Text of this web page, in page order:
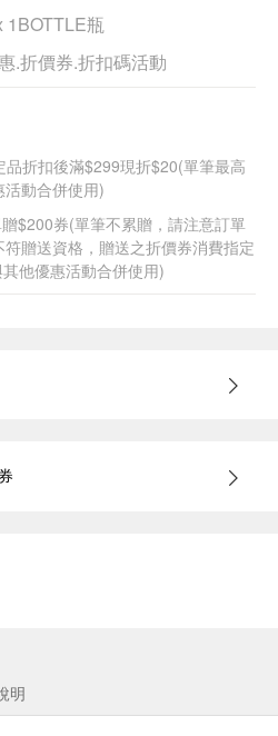
瓶
.折價券.折扣碼活動
折扣後滿$299現折$20(單筆最高
動合併使用)
$200券(單筆不累贈，請注意訂單
贈送資格，贈送之折價券消費指定
他優惠活動合併使用)
明